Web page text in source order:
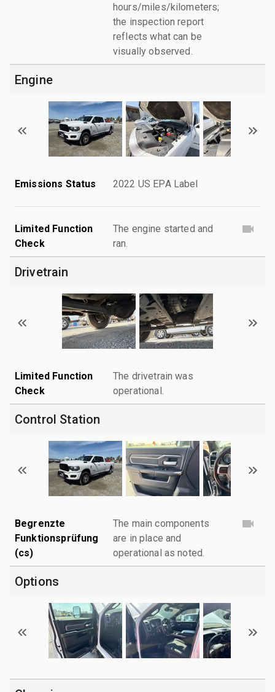
hours/miles/kilometers;
the inspection report
reflects what can be
visually observed.
Engine
Emissions Status 2022 US EPA Label
Limited Function
Check
The engine started and
ran.
Drivetrain
Limited Function
Check
The drivetrain was
operational.
Control Station
Begrenzte
Funktionsprüfung
(cs)
The main components
are in place and
operational as noted.
Options